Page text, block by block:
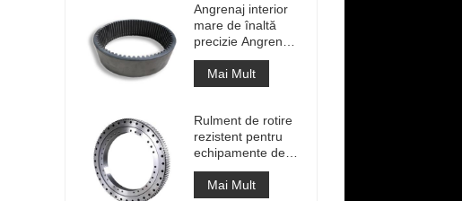
Angrenaj interior
mare de înaltă
precizie Angrenaj
de circumferință
din metal cilindru
cu tratament de
Mai Mult
Rulment de rotire
rezistent pentru
echipamente de
macara portuară
Mai Mult